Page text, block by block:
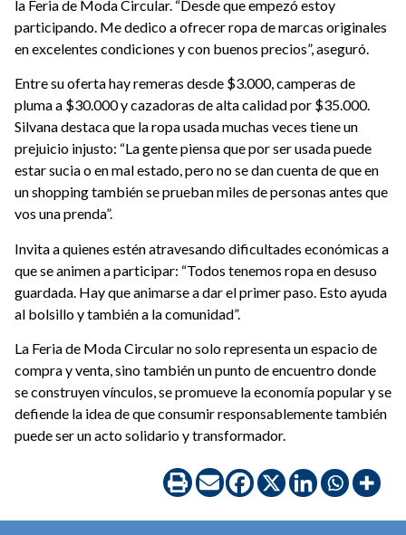
la Feria de Moda Circular. “Desde que empezó estoy
participando. Me dedico a ofrecer ropa de marcas originales
en excelentes condiciones y con buenos precios”, aseguró.
Entre su oferta hay remeras desde $3.000, camperas de
pluma a $30.000 y cazadoras de alta calidad por $35.000.
Silvana destaca que la ropa usada muchas veces tiene un
prejuicio injusto: “La gente piensa que por ser usada puede
estar sucia o en mal estado, pero no se dan cuenta de que en
un shopping también se prueban miles de personas antes que
vos una prenda”.
Invita a quienes estén atravesando dificultades económicas a
que se animen a participar: “Todos tenemos ropa en desuso
guardada. Hay que animarse a dar el primer paso. Esto ayuda
al bolsillo y también a la comunidad”.
La Feria de Moda Circular no solo representa un espacio de
compra y venta, sino también un punto de encuentro donde
se construyen vínculos, se promueve la economía popular y se
defiende la idea de que consumir responsablemente también
puede ser un acto solidario y transformador.